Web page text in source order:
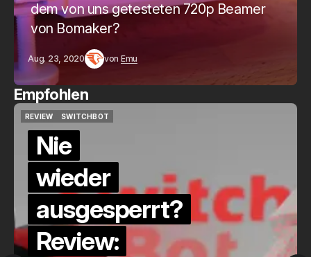
dem von uns getesteten 720p Beamer
von Bomaker?
Aug. 23, 2020 von Emu
Empfohlen
QUICKCHECK
HOME ASSISTANT
Die Alexa-
Alternative?